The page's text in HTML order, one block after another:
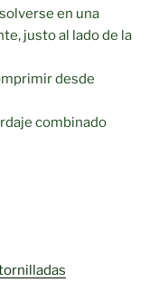
en una
justo al lado de la
desde
combinado